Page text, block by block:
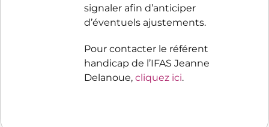
signaler afin d’anticiper
d’éventuels ajustements.
Pour contacter le référent
handicap de l’IFAS Jeanne
Delanoue, cliquez ici.